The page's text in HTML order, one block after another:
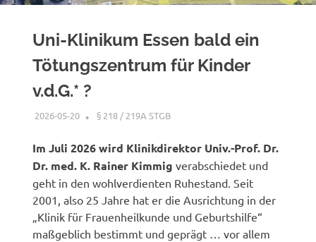
Uni-Klinikum Essen bald ein
Tötungszentrum für Kinder
v.d.G.* ?
2026-05-20 XX
§ 218 / 219A STGB
Im Juli 2026 wird Klinikdirektor Univ.-Prof. Dr.
Dr. med. K. Rainer Kimmigverabschiedet und
geht in den wohlverdienten Ruhestand. Seit
2001, also 25 Jahre hat er die Ausrichtung in der
„Klinik für Frauenheilkunde und Geburtshilfe“
maßgeblich bestimmt und geprägt … vor allem